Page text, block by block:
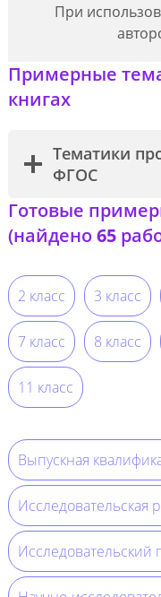
При
Примерные
книгах
Тематики
ФГОС
Готовые
(найдено65
2 класс 3 класс
7 класс 8 класс
11 класс
Выпускная
Исследовательская
Исследовательский